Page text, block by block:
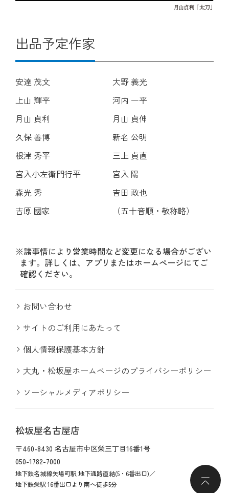
出品予定作家
安達 茂文
大野 義光
上山 輝平
河内 一平
月山 貞利
月山 貞伸
久保 善博
新名 公明
根津 秀平
三上 貞直
宮入小左衛門行平
宮入 陽
森光 秀
吉田 政也
吉原 國家
（五十音順・敬称略）
※諸事情により営業時間など変更になる場合がござい
ます。詳しくは、アプリまたはホームページにてご
確認ください。
お問い合わせ
サイトのご利用にあたって
個人情報保護基本方針
大丸・松坂屋ホームページのプライバシーポリシー
ソーシャルメディアポリシー
松坂屋名古屋店
〒460-8430 名古屋市中区栄三丁目16番1号
050-1782-7000
地下鉄名城線矢場町駅 地下通路直結(5・6番出口)／
地下鉄栄駅 16番出口より南へ徒歩5分